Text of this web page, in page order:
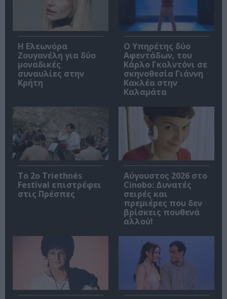
Η Ελεωνόρα
Ζουγανέλη για δύο
μοναδικές
συναυλίες στην
Κρήτη
Ο Υπηρέτης δύο
Αφεντάδων, του
Κάρλο Γκολντόνι σε
σκηνοθεσία Γιάννη
Κακλέα στην
Καλαμάτα
Το 2ο Triethnés
Festival επιστρέφει
στις Πρέσπες
Αύγουστος 2026 στο
Cinobo: Δυνατές
σειρές και
πρεμιέρες που δεν
βρίσκεις πουθενά
αλλού!